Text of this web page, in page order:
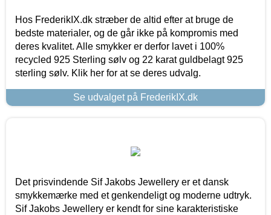
Hos FrederikIX.dk stræber de altid efter at bruge de
bedste materialer, og de går ikke på kompromis med
deres kvalitet. Alle smykker er derfor lavet i 100%
recycled 925 Sterling sølv og 22 karat guldbelagt 925
sterling sølv. Klik her for at se deres udvalg.
Se udvalget på FrederikIX.dk
Det prisvindende Sif Jakobs Jewellery er et dansk
smykkemærke med et genkendeligt og moderne udtryk.
Sif Jakobs Jewellery er kendt for sine karakteristiske